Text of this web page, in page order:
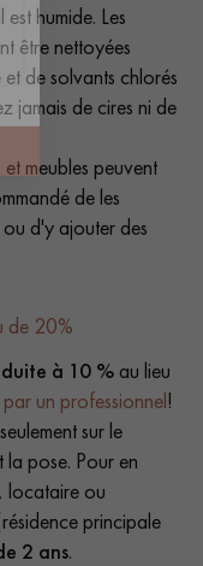
humide. Les
être nettoyées
et de solvants chlorés
jamais de cires ni de
meubles peuvent
de les
d'y ajouter des
de 20%
à 10 % au lieu
un professionnel!
sur le
la pose. Pour en
locataire ou
principale
2 ans.